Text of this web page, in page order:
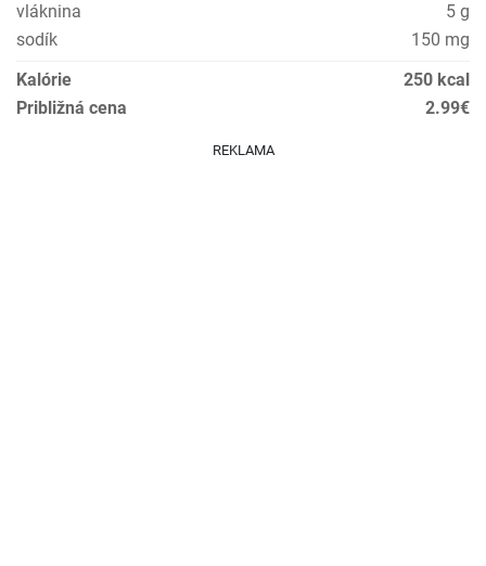
vláknina
5 g
sodík
150 mg
Kalórie
250 kcal
Približná cena
2.99€
REKLAMA